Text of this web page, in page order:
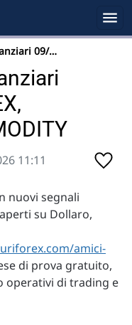
09/…
11:11
nuovi segnali
su Dollaro,
amici-
di prova gratuito,
operativi di trading e